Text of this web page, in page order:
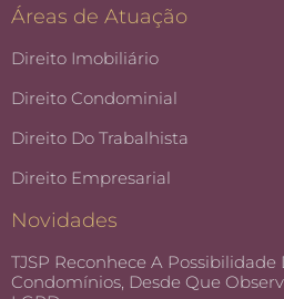
Áreas de Atuação
Direito Imobiliário
Direito Condominial
Direito Do Trabalhista
Direito Empresarial
Novidades
TJSP Reconhece A
Condomínios, Desde Que